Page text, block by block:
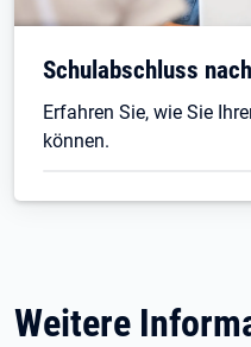
Schulabschluss
Erfahren Sie, wie Sie
können.
Weitere